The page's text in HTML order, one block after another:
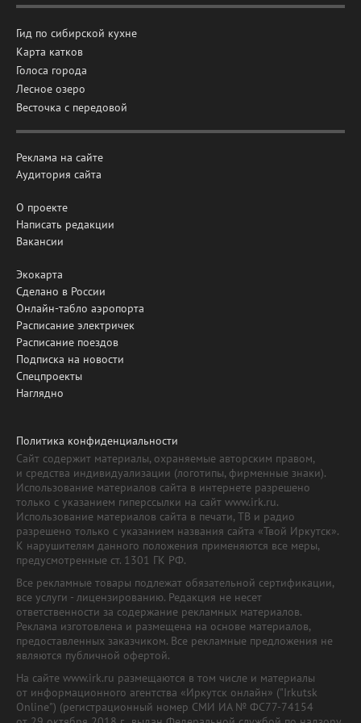
Гид по сибирской кухне
Карта катков
Голоса города
Лесное озеро
Весточка с передовой
Реклама на сайте
Аудитория сайта
О проекте
Написать редакции
Вакансии
Экокарта
Сделано в России
Онлайн-табло аэропорта
Расписание электричек
Расписание поездов
Подписка на новости
Спецпроекты
Наглядно
Политика конфиденциальности
Сайт содержит материалы, охраняемые авторским правом,
и средства индивидуализации (логотипы, фирменные знаки).
Использование материалов сайта в интернете разрешено
только с указанием гиперссылки на сайт www.irk.ru.
Использование материалов сайта в печати, ТВ и радио
разрешено только с указанием названия сайта «Твой Иркутск».
К нарушителям данного положения применяются все меры,
предусмотренные ст. 1301 ГК РФ.
Все рекламные товары подлежат обязательной сертификации,
все услуги - лицензированию. Редакция не несет
ответственности за содержание рекламных материалов.
Реклама изготовлена и размещена на основе материалов,
предоставленных заказчиком. Все рекламные предложения не
являются публичной офертой.
На сайте www.irk.ru размещаются в том числе и материалы
от информационного агентства «Иркутск онлайн» ("Irkutsk
Online") (регистрационный номер СМИ ИА № ФС77-74154